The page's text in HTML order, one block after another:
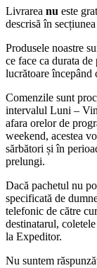
Livrarea nu este
descrisă în
Produsele noastre
ce face ca durata
lucrătoare începând
Comenzile sunt
intervalul Luni –
afara orelor de
weekend, acestea
sărbători și în
prelungi.
Dacă pachetul nu
specificată de
telefonic de către
destinatarul,
la Expeditor.
Nu suntem